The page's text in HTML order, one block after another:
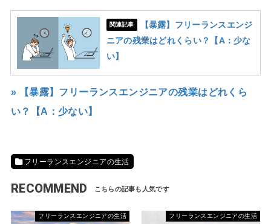
関連記事
【暴露】フリーランスエンジ
ニアの残業はどれくらい？【A：少な
い】
» 【暴露】フリーランスエンジニアの残業はどれくら
い？【A：少ない】
フリーランスエンジニアの生活
RECOMMEND
フリーランスエンジニアの生活 フリーランスエンジニアの生活